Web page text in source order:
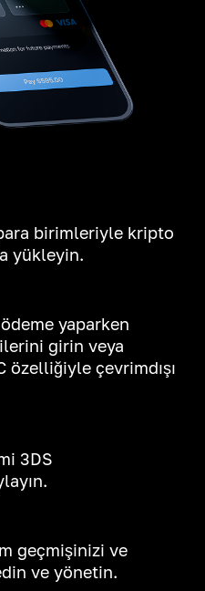
birimleriyle kripto
yükleyin.
yaparken
girin veya
çevrimdışı
3DS
geçmişinizi ve
ve yönetin.